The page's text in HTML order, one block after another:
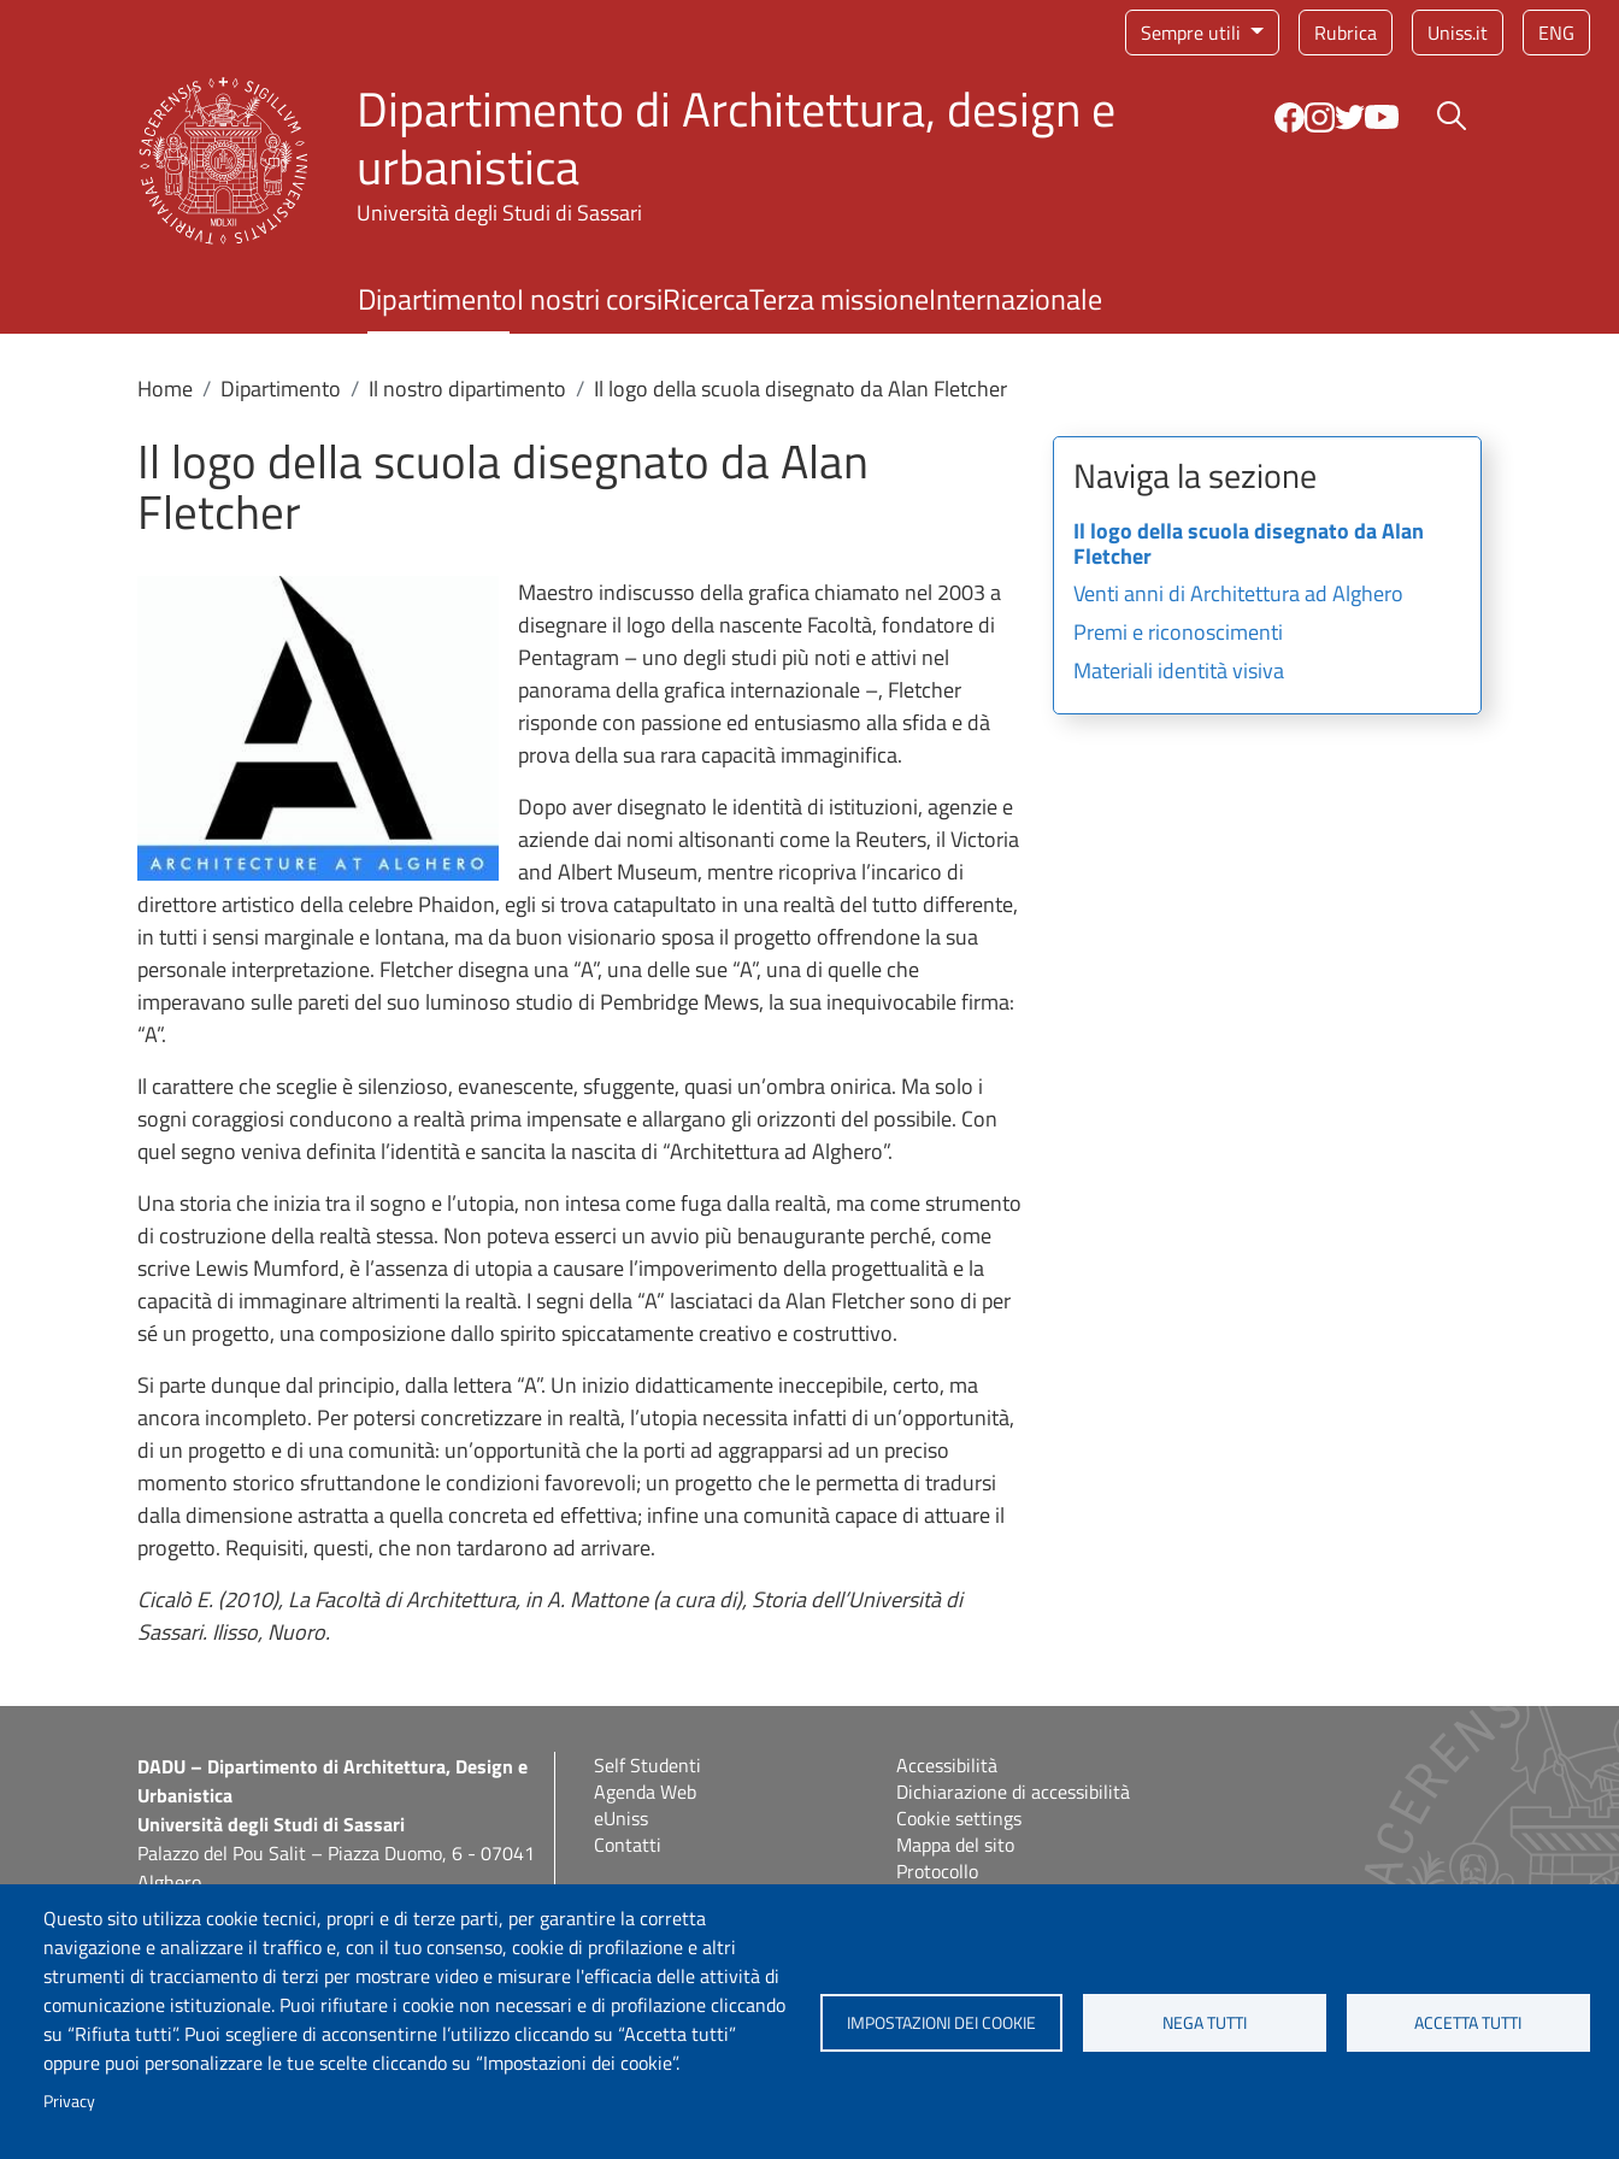
Sempre utili Rubrica Uniss.it ENG
Questo sito utilizza cookie tecnici, propri e di terze parti, per garantire la corretta
navigazione e analizzare il traffico e, con il tuo consenso, cookie di profilazione e altri
strumenti di tracciamento di terzi per mostrare video e misurare l'efficacia delle attività di
comunicazione istituzionale. Puoi rifiutare i cookie non necessari e di profilazione cliccando
su “Rifiuta tutti”. Puoi scegliere di acconsentirne l’utilizzo cliccando su “Accetta tutti”
oppure puoi personalizzare le tue scelte cliccando su “Impostazioni dei cookie”.
Privacy
IMPOSTAZIONI DEI COOKIE NEGA TUTTI ACCETTA TUTTI
Dipartimento di Architettura, design e
urbanistica
Università degli Studi di Sassari
Bottone cerca
DipartimentoI nostri corsiRicercaTerza missioneInternazionale
Home Dipartimento Il nostro dipartimento Il logo della scuola disegnato da Alan Fletcher
Il logo della scuola disegnato da Alan
Fletcher
Maestro indiscusso della grafica chiamato nel 2003 a
disegnare il logo della nascente Facoltà, fondatore di
Pentagram – uno degli studi più noti e attivi nel
panorama della grafica internazionale –, Fletcher
risponde con passione ed entusiasmo alla sfida e dà
prova della sua rara capacità immaginifica.
Dopo aver disegnato le identità di istituzioni, agenzie e
aziende dai nomi altisonanti come la Reuters, il Victoria
and Albert Museum, mentre ricopriva l’incarico di
direttore artistico della celebre Phaidon, egli si trova catapultato in una realtà del tutto differente,
in tutti i sensi marginale e lontana, ma da buon visionario sposa il progetto offrendone la sua
personale interpretazione. Fletcher disegna una “A”, una delle sue “A”, una di quelle che
imperavano sulle pareti del suo luminoso studio di Pembridge Mews, la sua inequivocabile firma:
“A”.
Il carattere che sceglie è silenzioso, evanescente, sfuggente, quasi un’ombra onirica. Ma solo i
sogni coraggiosi conducono a realtà prima impensate e allargano gli orizzonti del possibile. Con
quel segno veniva definita l’identità e sancita la nascita di “Architettura ad Alghero”.
Una storia che inizia tra il sogno e l’utopia, non intesa come fuga dalla realtà, ma come strumento
di costruzione della realtà stessa. Non poteva esserci un avvio più benaugurante perché, come
scrive Lewis Mumford, è l’assenza di utopia a causare l’impoverimento della progettualità e la
capacità di immaginare altrimenti la realtà. I segni della “A” lasciataci da Alan Fletcher sono di per
sé un progetto, una composizione dallo spirito spiccatamente creativo e costruttivo.
Si parte dunque dal principio, dalla lettera “A”. Un inizio didatticamente ineccepibile, certo, ma
ancora incompleto. Per potersi concretizzare in realtà, l’utopia necessita infatti di un’opportunità,
di un progetto e di una comunità: un’opportunità che la porti ad aggrapparsi ad un preciso
momento storico sfruttandone le condizioni favorevoli; un progetto che le permetta di tradursi
dalla dimensione astratta a quella concreta ed effettiva; infine una comunità capace di attuare il
progetto. Requisiti, questi, che non tardarono ad arrivare.
Cicalò E. (2010), La Facoltà di Architettura, in A. Mattone (a cura di), Storia dell’Università di
Sassari. Ilisso, Nuoro.
Naviga la sezione
Il logo della scuola disegnato da Alan
Fletcher
Venti anni di Architettura ad Alghero
Premi e riconoscimenti
Materiali identità visiva
DADU – Dipartimento di Architettura, Design e
Urbanistica
Università degli Studi di Sassari
Palazzo del Pou Salit – Piazza Duomo, 6 - 07041
Alghero
dip.architettura.design.urbanistica@pec.uniss.it
aaadip@uniss.it
Self Studenti
Agenda Web
eUniss
Contatti
Accessibilità
Dichiarazione di accessibilità
Cookie settings
Mappa del sito
Protocollo
Seguici su